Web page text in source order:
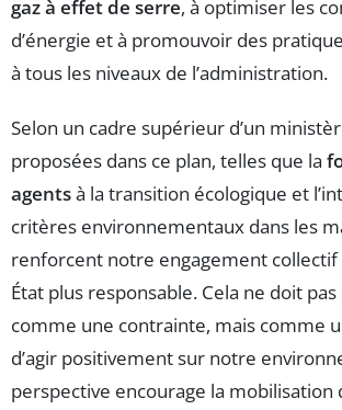
gaz à effet de serre, à optimiser les
d’énergie et à promouvoir des
à tous les niveaux de l’administration.
Selon un cadre supérieur d’un
proposées dans ce plan, telles que la
agentsà la transition écologique et
critères environnementaux dans les
renforcent notre engagement collectif
État plus responsable. Cela ne doit
comme une contrainte, mais comme
d’agir positivement sur notre
perspective encourage la mobilisation